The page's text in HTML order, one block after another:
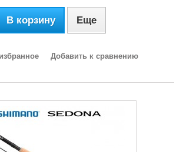
В корзину Еще
Добавить к сравнению